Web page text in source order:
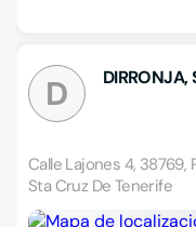
D DIRRONJA,
Calle Lajones 4, 38769,
Sta Cruz De Tenerife